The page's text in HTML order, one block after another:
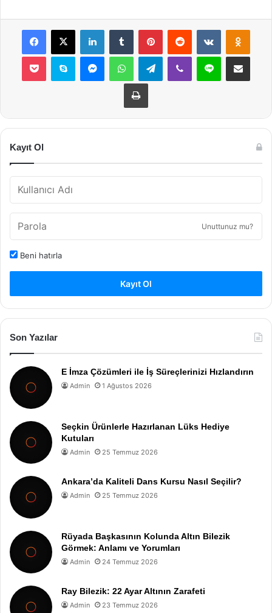
Facebook
X LinkedInTumblr PinterestReddit VKontakte
Pocket Skype MessengerWhatsAppTelegramViber Line E-Posta ile
Yazdır
Kayıt Ol
Unuttunuz mu?
Beni hatırla
Kayıt Ol
Son Yazılar
E İmza Çözümleri ile İş Süreçlerinizi Hızlandırın
Admin 1 Ağustos 2026
Seçkin Ürünlerle Hazırlanan Lüks Hediye
Kutuları
Admin 25 Temmuz 2026
Ankara’da Kaliteli Dans Kursu Nasıl Seçilir?
Admin 25 Temmuz 2026
Rüyada Başkasının Kolunda Altın Bilezik
Görmek: Anlamı ve Yorumları
Admin 24 Temmuz 2026
Ray Bilezik: 22 Ayar Altının Zarafeti
Admin 23 Temmuz 2026